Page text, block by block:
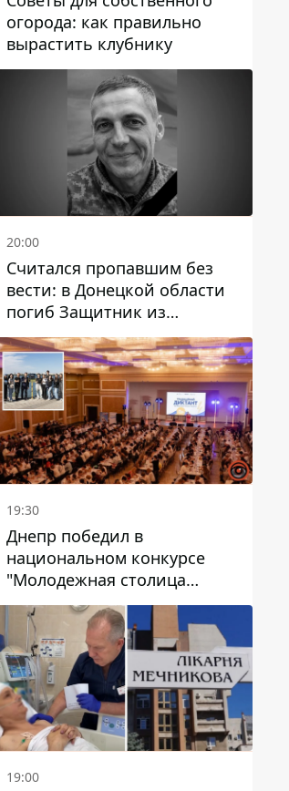
огорода: как правильно
вырастить клубнику
20:00
Считался пропавшим без
вести: в Донецкой области
погиб Защитник из
Каменского Антон
Красовский
19:30
Днепр победил в
национальном конкурсе
"Молодежная столица
Украины – 2026"
19:00